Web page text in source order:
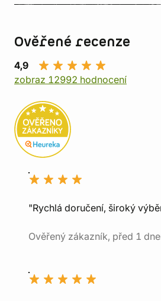
Ověřené recenze
4,9
zobraz 12992 hodnocení
"Rychlá doručení, široký
Ověřený zákazník, před 1